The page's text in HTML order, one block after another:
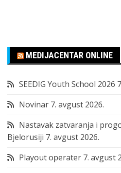
MEDIJACENTAR ONLINE
SEEDIG Youth School 2026
Novinar 7. avgust 2026.
Nastavak zatvaranja i
Bjelorusiji 7. avgust 2026.
Playout operater 7. avgust